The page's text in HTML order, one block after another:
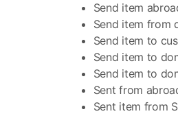
Send item
Send item from
Send item to
Send item to
Send item to
Sent from
Sent item from